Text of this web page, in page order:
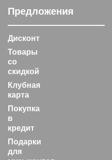
Предложения
Дисконт
Товары
со
скидкой
Клубная
карта
Покупка
в
кредит
Подарки
для